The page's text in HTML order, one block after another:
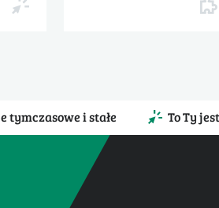
tymczasowe i stałe To Ty